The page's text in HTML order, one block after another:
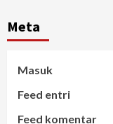
Meta
Masuk
Feed entri
Feed komentar